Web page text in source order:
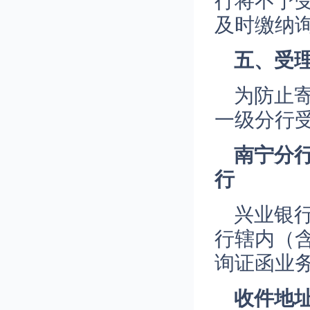
及时缴纳
五、受
为防止
一级分行
南宁分
行
兴业银
行辖内（
询证函业
收件地